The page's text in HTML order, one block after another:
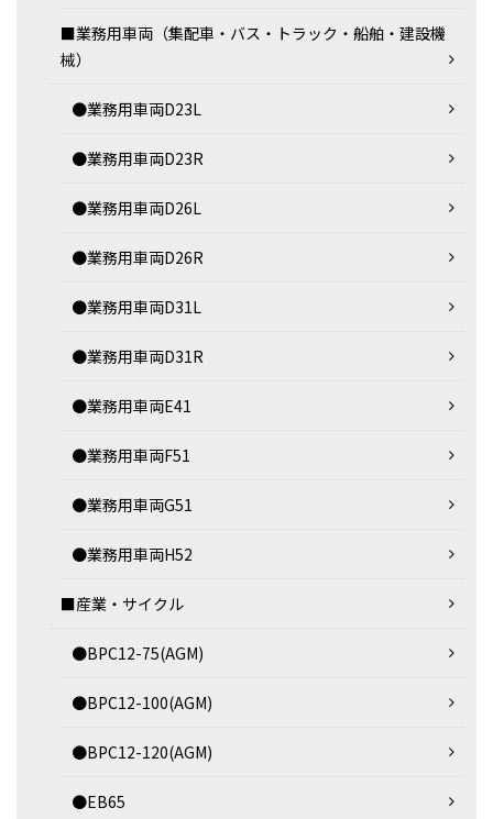
■業務用車両（集配車・バス・トラック・船舶・建設機
械）
●業務用車両D23L
●業務用車両D23R
●業務用車両D26L
●業務用車両D26R
●業務用車両D31L
●業務用車両D31R
●業務用車両E41
●業務用車両F51
●業務用車両G51
●業務用車両H52
■産業・サイクル
●BPC12-75(AGM)
●BPC12-100(AGM)
●BPC12-120(AGM)
●EB65